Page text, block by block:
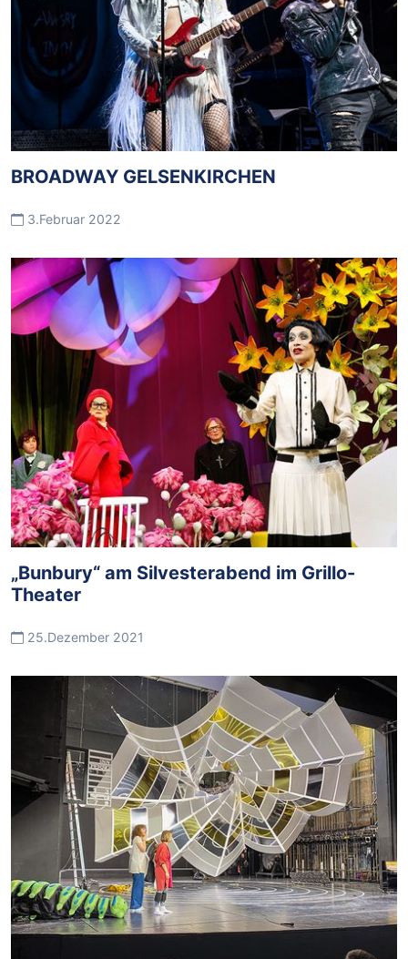
BROADWAY GELSENKIRCHEN
3.Februar 2022
„Bunbury“ am Silvesterabend im Grillo-
Theater
25.Dezember 2021